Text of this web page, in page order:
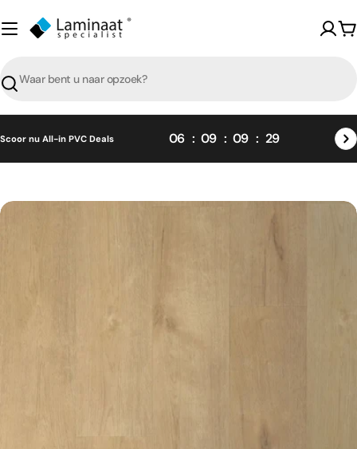
naar
content
Zoeken
Scoor nu All-in PVC Deals 06 09 09 28
Skip